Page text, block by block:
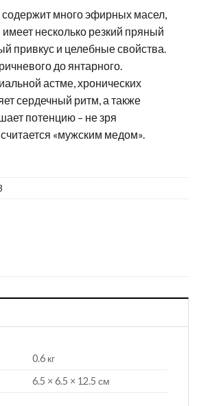
много эфирных масел,
несколько резкий пряный
привкус и целебные свойства.
до янтарного.
астме, хронических
сердечный ритм, а также
потенцию – не зря
«мужским медом».
0.6 кг
6.5 × 6.5 × 12.5 см